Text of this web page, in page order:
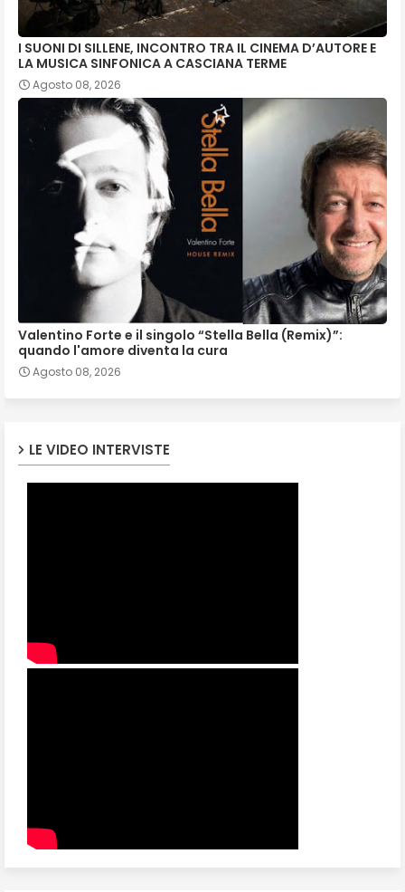
I SUONI DI SILLENE, INCONTRO TRA IL CINEMA D’AUTORE E
LA MUSICA SINFONICA A CASCIANA TERME
Agosto 08, 2026
Valentino Forte e il singolo “Stella Bella (Remix)”:
quando l'amore diventa la cura
Agosto 08, 2026
LE VIDEO INTERVISTE